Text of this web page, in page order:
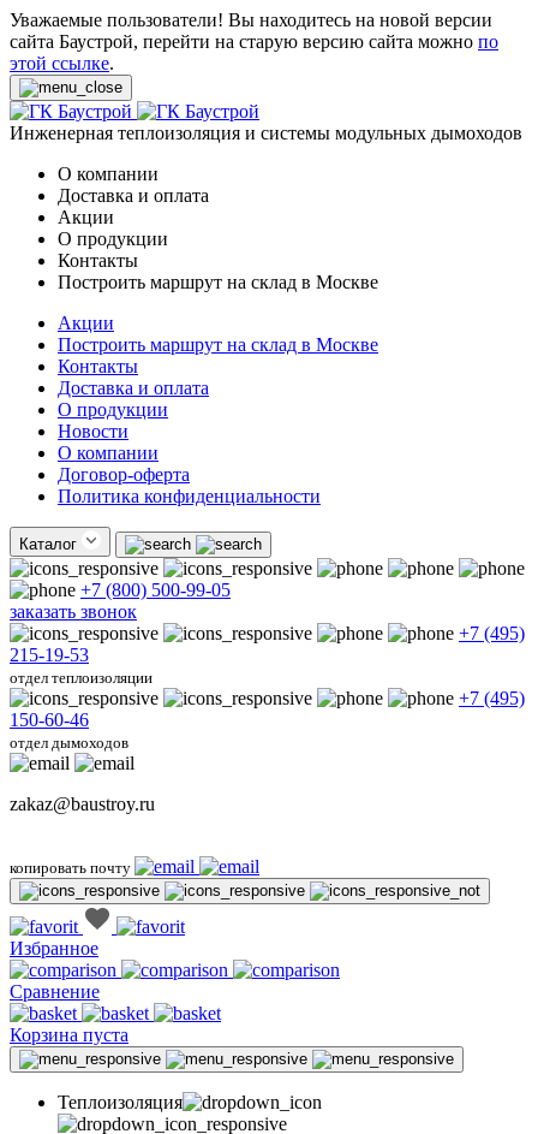
Уважаемые пользователи! Вы находитесь на новой версии
сайта Баустрой, перейти на старую версию сайта можно по
этой ссылке.
Инженерная теплоизоляция и системы модульных дымоходов
О компании
Доставка и оплата
Акции
О продукции
Контакты
Построить маршрут на склад в Москве
Акции
Построить маршрут на склад в Москве
Контакты
Доставка и оплата
О продукции
Новости
О компании
Договор-оферта
Политика конфиденциальности
Каталог
+7 (800) 500-99-05
заказать звонок
+7 (495)
215-19-53
отдел теплоизоляции
+7 (495)
150-60-46
отдел дымоходов
zakaz@baustroy.ru
копировать почту
Избранное
Сравнение
Корзина пуста
Теплоизоляция